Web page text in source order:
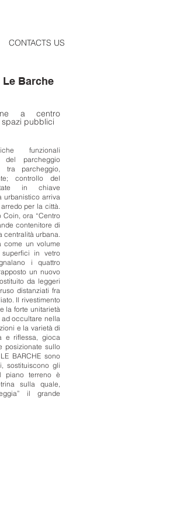
a centro
pubblici
funzionali
del parcheggio
tra parcheggio,
controllo del
in chiave
urbanistico arriva
per la città.
Coin, ora “Centro
contenitore di
centralità urbana.
come un volume
in vetro
i quattro
un nuovo
da leggeri
distanziati fra
Il rivestimento
la forte unitarietà
occultare nella
e la varietà di
e riflessa, gioca
posizionate sullo
BARCHE sono
sostituiscono gli
piano terreno è
sulla quale,
il grande
Barche
CONTACTS US